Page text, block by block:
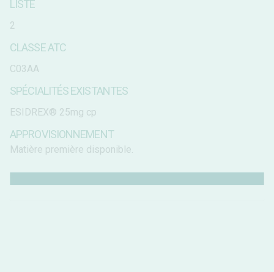
LISTE
2
CLASSE ATC
C03AA
SPÉCIALITÉS EXISTANTES
ESIDREX® 25mg cp
APPROVISIONNEMENT
Matière première disponible.